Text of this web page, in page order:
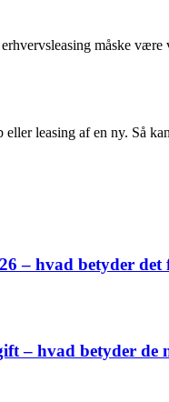
måske være
leasing af en ny. Så
– hvad betyder
– hvad betyder de